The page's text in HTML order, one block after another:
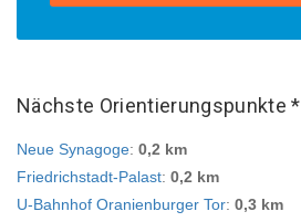
Nächste Orientierungspunkte *
Neue Synagoge: 0,2 km
Friedrichstadt-Palast: 0,2 km
U-Bahnhof Oranienburger Tor: 0,3 km